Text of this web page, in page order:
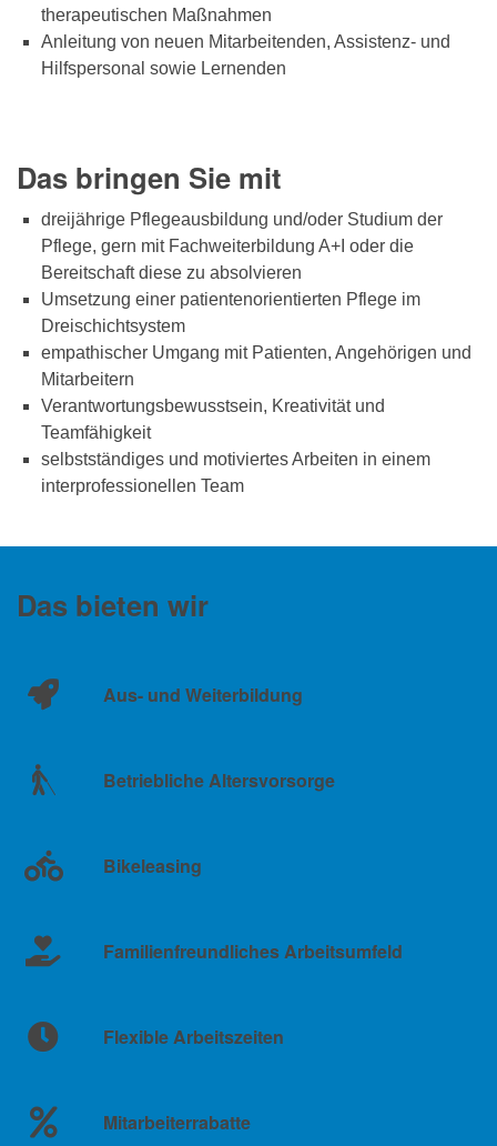
therapeutischen Maßnahmen
Anleitung von neuen Mitarbeitenden, Assistenz- und
Hilfspersonal sowie Lernenden
Das bringen Sie mit
dreijährige Pflegeausbildung und/oder Studium der
Pflege, gern mit Fachweiterbildung A+I oder die
Bereitschaft diese zu absolvieren
Umsetzung einer patientenorientierten Pflege im
Dreischichtsystem
empathischer Umgang mit Patienten, Angehörigen und
Mitarbeitern
Verantwortungsbewusstsein, Kreativität und
Teamfähigkeit
selbstständiges und motiviertes Arbeiten in einem
interprofessionellen Team
Das bieten wir
Aus- und Weiterbildung
Betriebliche Altersvorsorge
Bikeleasing
Familienfreundliches Arbeitsumfeld
Flexible Arbeitszeiten
Mitarbeiterrabatte